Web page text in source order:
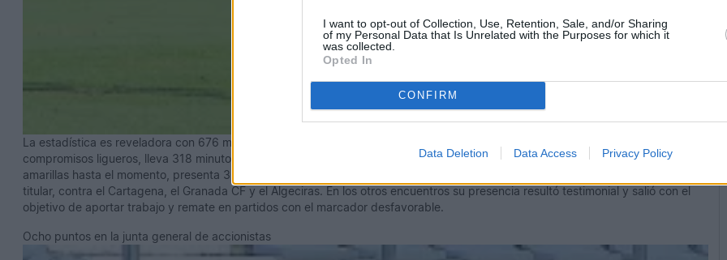
I want to opt-out of Collection, Use, Retention, Sale, and/or Sharing
of my Personal Data that Is Unrelated with the Purposes for which it
was collected.
Opted In
CONFIRM
Data Deletion Data Access Privacy Policy
La estadística es reveladora con 676 minutos entre ambos futbolistas. Vitu, que hasta el momento ha participado en 6
compromisos ligueros, lleva 318 minutos y empezó la campaña como titular. Por su parte, Fede, que ha visto dos tarjetas
amarillas hasta el momento, presenta 358 minutos repartidos en catorce partidos, aunque solo tres de ellos ha salido como
titular, contra el Cartagena, el Granada CF y el Algeciras. En los otros encuentros su presencia resultó testimonial y salió con el
objetivo de aportar trabajo y remate en partidos con el marcador desfavorable.
Ocho puntos en la junta general de accionistas